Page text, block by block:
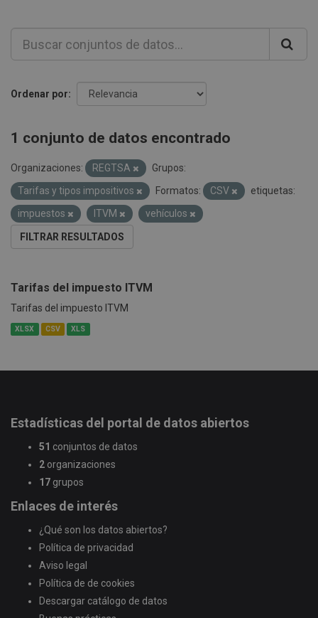
Ordenar por
1 conjunto de datos encontrado
Organizaciones: REGTSA
Grupos:
Tarifas y tipos impositivos
Formatos: CSV
etiquetas:
impuestos
ITVM vehículos
FILTRAR RESULTADOS
Tarifas del impuesto ITVM
Tarifas del impuesto ITVM
XLSX CSV XLS
Estadísticas del portal de datos abiertos
51 conjuntos de datos
2 organizaciones
17 grupos
Enlaces de interés
¿Qué son los datos abiertos?
Política de privacidad
Aviso legal
Política de de cookies
Descargar catálogo de datos